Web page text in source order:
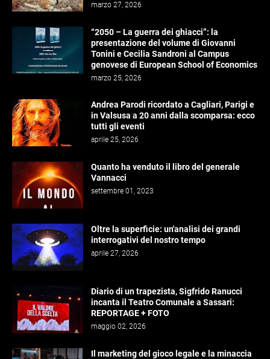
marzo 27, 2026
“2050 – La guerra dei ghiacci”: la
presentazione del volume di Giovanni
Tonini e Cecilia Sandroni al Campus
genovese di European School of Economics
marzo 25, 2026
Andrea Parodi ricordato a Cagliari, Parigi e
in Valsusa a 20 anni dalla scomparsa: ecco
tutti gli eventi
aprile 25, 2026
Quanto ha venduto il libro del generale
Vannacci
settembre 01, 2023
Oltre la superficie: un'analisi dei grandi
interrogativi del nostro tempo
aprile 27, 2026
Diario di un trapezista, Sigfrido Ranucci
incanta il Teatro Comunale a Sassari:
REPORTAGE + FOTO
maggio 02, 2026
Il marketing del gioco legale e la minaccia